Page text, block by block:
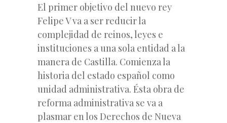
El primer objetivo del nuevo rey
Felipe V va a ser reducir la
complejidad de reinos, leyes e
instituciones a una sola entidad a la
manera de Castilla. Comienza la
historia del estado español como
unidad administrativa. Ésta obra de
reforma administrativa se va a
plasmar en los Derechos de Nueva